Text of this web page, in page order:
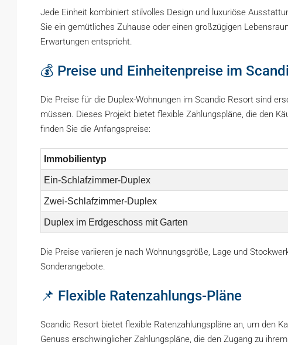
Jede Einheit kombiniert stilvolles Design und luxuriöse
Sie ein gemütliches Zuhause oder einen großzügigen
Erwartungen entspricht.
💰 Preise und Einheitenpreise im
Die Preise für die Duplex-Wohnungen im Scandic Resort sind
müssen. Dieses Projekt bietet flexible Zahlungspläne, die den
finden Sie die Anfangspreise:
Immobilientyp
Ein-Schlafzimmer-Duplex
Zwei-Schlafzimmer-Duplex
Duplex im Erdgeschoss mit Garten
Die Preise variieren je nach Wohnungsgröße, Lage und
Sonderangebote.
📌 Flexible Ratenzahlungs-Pläne
Scandic Resort bietet flexible Ratenzahlungspläne an, um den
Genuss erschwinglicher Zahlungspläne, die den Zugang zu